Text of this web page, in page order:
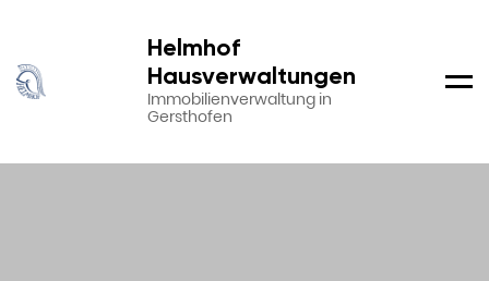
Helmhof
Hausverwaltungen
Immobilienverwaltung in
Gersthofen